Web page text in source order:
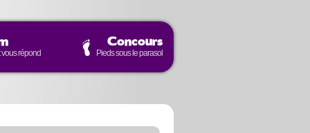
répond
Concours
Pieds sous le parasol